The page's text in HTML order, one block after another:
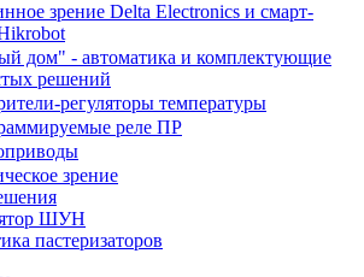
зрение Delta Electronics и смарт-
дом" - автоматика и комплектующие
решений
регуляторы температуры
реле ПР
зрение
ШУН
пастеризаторов